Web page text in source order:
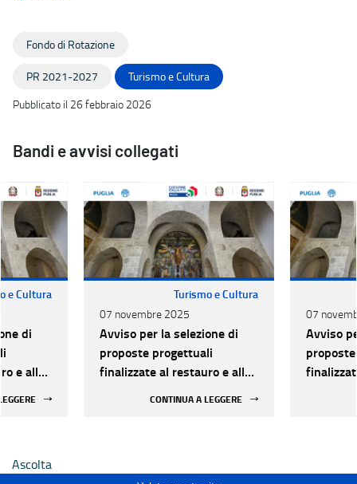
Fondo di Rotazione
PR 2021-2027
Turismo e Cultura
Pubblicato il 26 febbraio 2026
Bandi e avvisi collegati
e Cultura
di
e alla
Turismo e Cultura
07 novembre 2025
Avviso per la selezione di
proposte progettuali
finalizzate al restauro e alla
CONTINUA A LEGGERE
07
Avviso
Ascolta